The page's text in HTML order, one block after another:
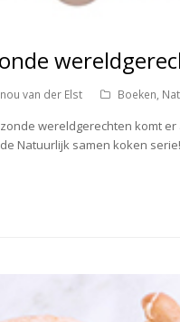
van der Elst Boeken,
wereldgerechten komt
Natuurlijk samen koken serie!